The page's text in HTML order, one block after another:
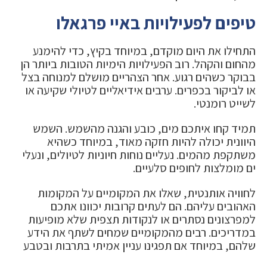
טיפים לפעילויות באיי פרגאלו
התחילו את היום מוקדם, במיוחד בקיץ, כדי להימנע
מהחום והקהל. רוב הפעילויות הימיות הטובות ביותר הן
בבוקר כשהים רגוע. אחר הצהריים מושלם למנוחה בצל
או לביקור בכפרים. ערבים אידיאליים לטיולי שקיעה או
לשייט רומנטי.
תמיד קחו איתכם מים, כובע והגנה מהשמש. השמש
היוונית יכולה להיות חזקה מאוד, במיוחד כשהיא
משתקפת מהמים. נעליים נוחות חיוניות לטיולים, ונעלי
ים מומלצות לחופים סלעיים.
לחוויה אותנטית, שאלו את המקומיים על המקומות
האהובים עליהם. הם לעתים קרובות יכוונו אתכם
למפרצונים נסתרים או לנקודות תצפית שלא מופיעות
במדריכים. רבים מהמקומיים שמחים לשתף את הידע
שלהם, במיוחד אם תפגינו עניין אמיתי בתרבות ובטבע